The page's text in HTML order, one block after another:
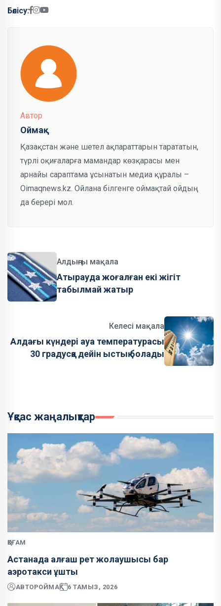
Бөлісу:
Автор
Оймақ
Қазақстан және шетел ақпараттарын тарататын,
түрлі оқиғаларға мамандар көзқарасы мен
арнайы сараптама ұсынатын медиа құралы –
Oimaqnews.kz. Ойлана білгенге оймақтай ойдың
да берері мол.
Алдыңғы мақала
Атырауда жоғалған екі жігіт
табылмай жатыр
Келесі мақала
Алдағы күндері ауа температурасы
30 градусқа дейін ыстық болады
Ұқсас жаңалықтар
ҚОҒАМ
Астанада алғаш рет жолаушысы бар
аэротакси ұшты
АВТОРОЙМАҚ 6 ТАМЫЗ, 2026